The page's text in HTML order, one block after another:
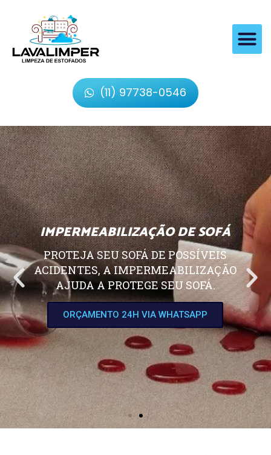
(11) 97738-0546
IMPERMEABILIZAÇÃO DE SOFÁ
PROTEJA SEU SOFÁ DE POSSÍVEIS
ACIDENTES, A IMPERMEABILIZAÇÃO
AJUDA A PROTEGE SEU SOFÁ.
ORÇAMENTO 24H VIA WHATSAPP